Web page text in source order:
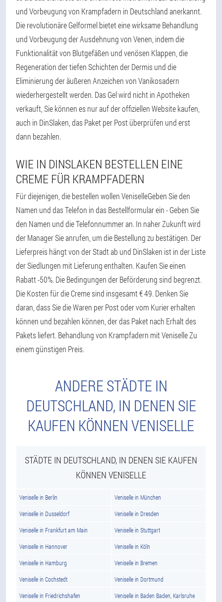
und Vorbeugung von Krampfadern in Deutschland anerkannt.
Die revolutionäre Gelformel bietet eine wirksame Behandlung
und Vorbeugung der Ausdehnung von Venen, indem die
Funktionalität von Blutgefäßen und venösen Klappen, die
Regeneration der tiefen Schichten der Dermis und die
Eliminierung der äußeren Anzeichen von Vanikosadern
wiederhergestellt werden. Das Gel wird nicht in Apotheken
verkauft, Sie können es nur auf der offiziellen Website kaufen,
auch in DinSlaken, das Paket per Post überprüfen und erst
dann bezahlen.
WIE IN DINSLAKEN BESTELLEN EINE
CREME FÜR KRAMPFADERN
Für diejenigen, die bestellen wollen VeniselleGeben Sie den
Namen und das Telefon in das Bestellformular ein - Geben Sie
den Namen und die Telefonnummer an. In naher Zukunft wird
der Manager Sie anrufen, um die Bestellung zu bestätigen. Der
Lieferpreis hängt von der Stadt ab und DinSlaken ist in der Liste
der Siedlungen mit Lieferung enthalten. Kaufen Sie einen
Rabatt -50%. Die Bedingungen der Beförderung sind begrenzt.
Die Kosten für die Creme sind insgesamt € 49. Denken Sie
daran, dass Sie die Waren per Post oder vom Kurier erhalten
können und bezahlen können, der das Paket nach Erhalt des
Pakets liefert. Behandlung von Krampfadern mit Veniselle Zu
einem günstigen Preis.
ANDERE STÄDTE IN
DEUTSCHLAND, IN DENEN SIE
KAUFEN KÖNNEN VENISELLE
STÄDTE IN DEUTSCHLAND, IN DENEN SIE KAUFEN
KÖNNEN VENISELLE
Veniselle in Berlin Veniselle in München
Veniselle in Dusseldorf Veniselle in Dresden
Veniselle in Frankfurt am Main Veniselle in Stuttgart
Veniselle in Hannover Veniselle in Köln
Veniselle in Hamburg Veniselle in Bremen
Veniselle in Cochstedt Veniselle in Dortmund
Veniselle in Friedrichshafen Veniselle in Baden Baden, Karlsruhe